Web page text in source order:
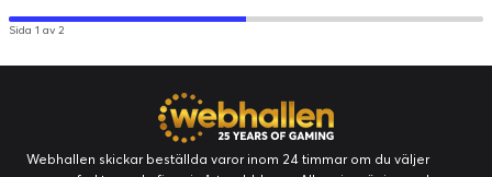
Sida 1 av 2
Webhallen skickar beställda varor inom 24 timmar om du väljer